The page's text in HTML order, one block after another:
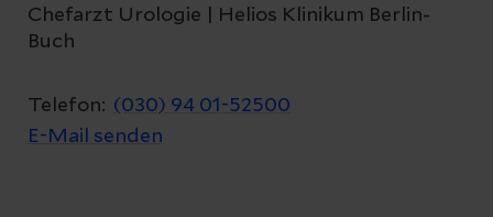
Chefarzt Urologie | Helios Klinikum Berlin-
Buch
Telefon: (030) 94 01-52500
E-Mail senden